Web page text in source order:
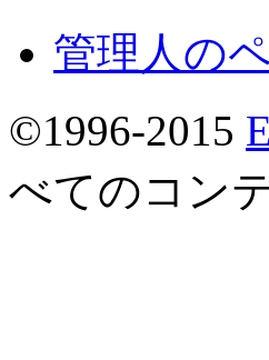
管理人の
©1996-2015
べてのコン